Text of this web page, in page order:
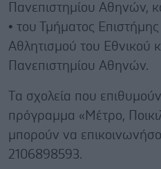
Πανεπιστημίου Αθηνών,
• του Τμήματος
Αθλητισμού του Εθνικού
Πανεπιστημίου Αθηνών.
Tα σχολεία που
πρόγραμμα «Μέτρο,
μπορούν να
2106898593.